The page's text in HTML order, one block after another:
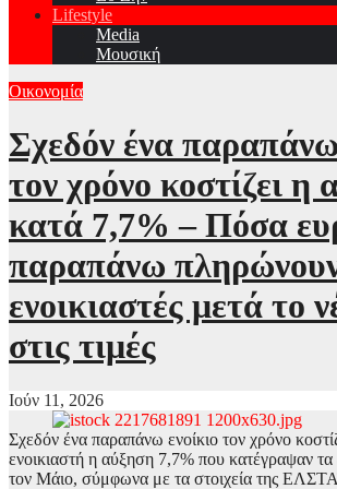
Lifestyle
Media
Μουσική
Οικονομία
Σχεδόν ένα παραπάνω
τον χρόνο κοστίζει η
κατά 7,7% – Πόσα
παραπάνω
ενοικιαστές μετά το
στις τιμές
Ιούν 11, 2026
Σχεδόν ένα παραπάνω ενοίκιο τον χρόνο
ενοικιαστή η αύξηση 7,7% που κατέγραψαν τα
τον Μάιο, σύμφωνα με τα στοιχεία της